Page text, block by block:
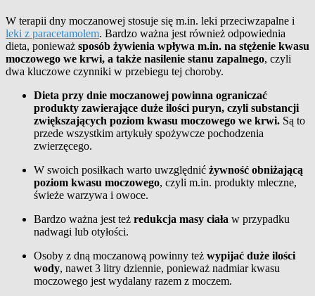
W terapii dny moczanowej stosuje się m.in. leki przeciwzapalne i
leki z paracetamolem. Bardzo ważna jest również odpowiednia
dieta, ponieważ sposób żywienia wpływa m.in. na stężenie kwasu
moczowego we krwi, a także nasilenie stanu zapalnego, czyli
dwa kluczowe czynniki w przebiegu tej choroby.
Dieta przy dnie moczanowej powinna ograniczać
produkty zawierające duże ilości puryn, czyli substancji
zwiększających poziom kwasu moczowego we krwi. Są to
przede wszystkim artykuły spożywcze pochodzenia
zwierzęcego.
W swoich posiłkach warto uwzględnić żywność obniżającą
poziom kwasu moczowego, czyli m.in. produkty mleczne,
świeże warzywa i owoce.
Bardzo ważna jest też redukcja masy ciała w przypadku
nadwagi lub otyłości.
Osoby z dną moczanową powinny też wypijać duże ilości
wody, nawet 3 litry dziennie, ponieważ nadmiar kwasu
moczowego jest wydalany razem z moczem.